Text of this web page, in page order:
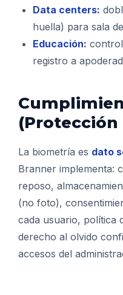
Data centers:
huella) para sala
Educación:
registro a
(Protección
La biometría es dato
Branner implementa:
reposo,
(no foto),
cada usuario, política
derecho al olvido
accesos del